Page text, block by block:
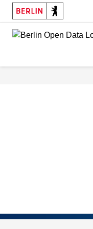
Skip
main